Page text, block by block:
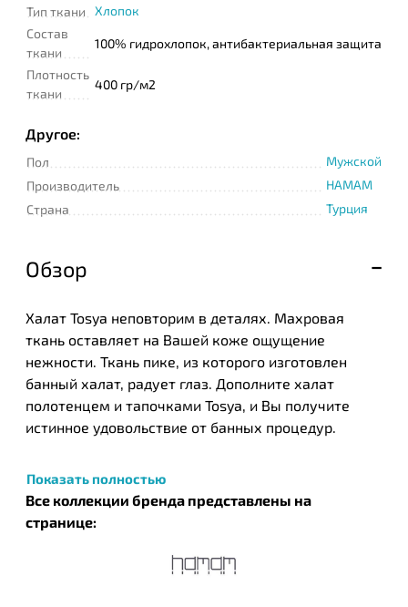
Тип ткани
Хлопок
Состав
ткани
100% гидрохлопок, антибактериальная защита
Плотность
ткани
400 гр/м2
Другое:
Пол
Мужской
Производитель
HAMAM
Страна
Турция
Обзор
Халат Tosya неповторим в деталях. Махровая
ткань оставляет на Вашей коже ощущение
нежности. Ткань пике, из которого изготовлен
банный халат, радует глаз. Дополните халат
полотенцем и тапочками Tosya, и Вы получите
истинное удовольствие от банных процедур.
Показать полностью
Все коллекции бренда представлены на
странице: